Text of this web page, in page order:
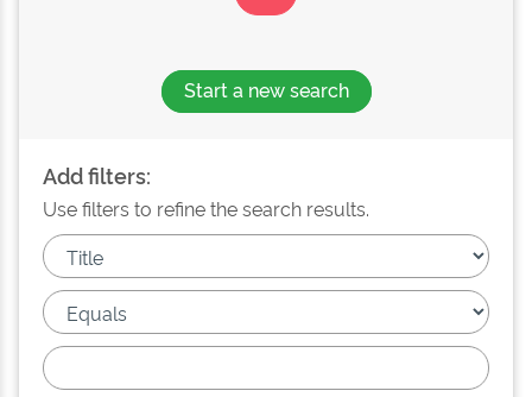
Start a new search
Add filters:
Use filters to refine the search results.